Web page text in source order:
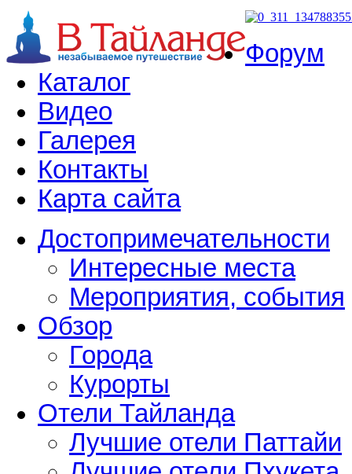
Форум
Каталог
Видео
Галерея
Контакты
Карта сайта
Достопримечательности
Интересные места
Мероприятия, события
Обзор
Города
Курорты
Отели Тайланда
Лучшие отели Паттайи